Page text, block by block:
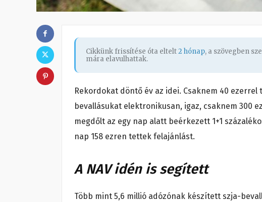
Cikkünk frissítése óta eltelt2 hónap, a szövegben
mára elavulhattak.
Rekordokat döntő év az idei. Csaknem 40
bevallásukat elektronikusan, igaz, csaknem 300
megdőlt az egy nap alatt beérkezett 1+1
nap 158 ezren tettek felajánlást.
A NAV idén is segített
Több mint 5,6 millió adózónak készített szja-